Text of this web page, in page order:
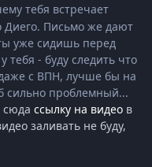
тебя встречает
Диего. Письмо же дают
уже сидишь перед
тебя - буду следить что
с ВПН, лучше бы на
сильно проблемный...
сюда ссылку на видео в
заливать не буду,